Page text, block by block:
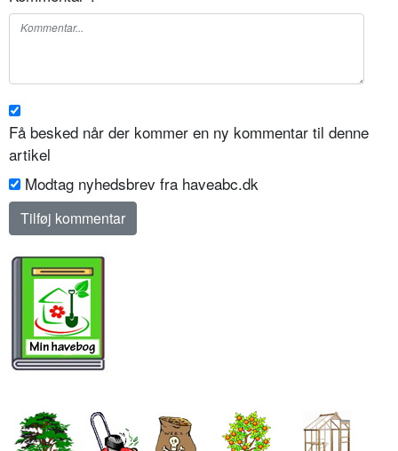
Få besked når der kommer en ny kommentar til denne
artikel
Modtag nyhedsbrev fra haveabc.dk